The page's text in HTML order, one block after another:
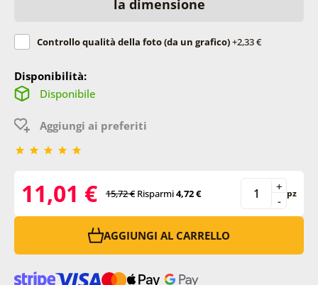
la dimensione
Controllo qualità della foto (da un grafico)+2,33 €
Disponibilità:
Disponibile
Aggiungi ai preferiti
11,01 € 15,72 € Risparmi4,72 € -
+ pz
AGGIUNGI AL CARRELLO